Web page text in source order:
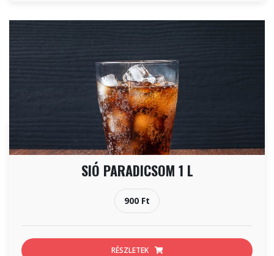
SIÓ PARADICSOM 1 L
900 Ft
RÉSZLETEK